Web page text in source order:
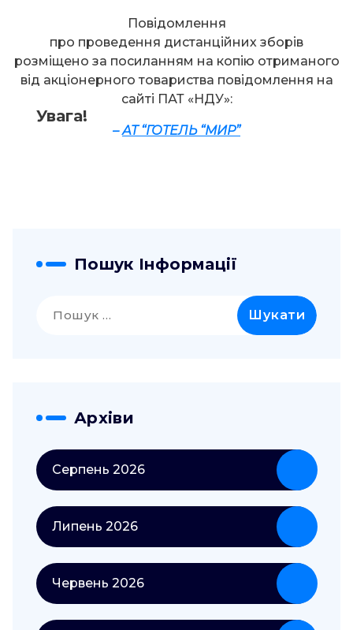
Увага!
Повідомлення
про проведення дистанційних зборів
розміщено за посиланням на копію отриманого
від акціонерного товариства повідомлення на
сайті ПАТ «НДУ»:
–АТ “ГОТЕЛЬ “МИР”
Пошук Інформації
Архіви
Серпень 2026
Липень 2026
Червень 2026